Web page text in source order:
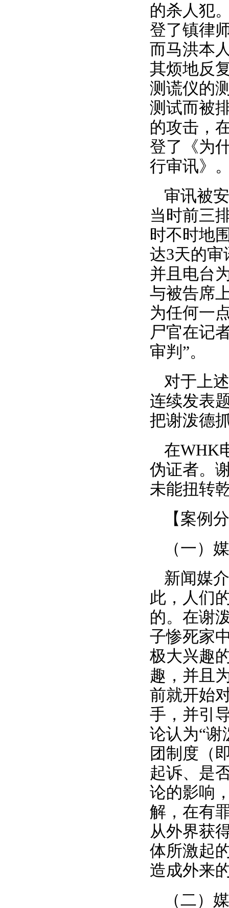
的杀人犯
登了镇律
而马洪本
其烦地反
测谎仪的
测试而被
的攻击，
登了《为
行审讯》
审讯被
当时前三
时不时地
达3天的
并且电台
与被告席
为任何一
尸官在记
审判”。
对于上
连续发表
把谢泼德
在WHK
伪证者。
未能扭转
【案例
（一）
新闻媒
此，人们
的。在谢
子惨死家
极大兴趣
趣，并且
前就开始
手，并引
论认为“谢
团制度（
起诉、是
论的影响
解，在有
从外界获
体所激起
造成外来
（二）